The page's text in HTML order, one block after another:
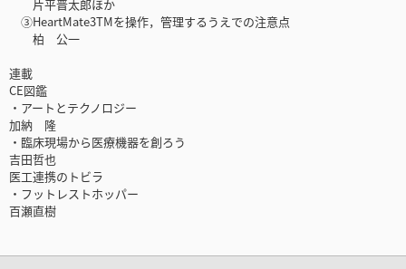
片平晋太郎ほか
③HeartMate3TMを操作，管理するうえでの注意点
柏 公一
連載
CE図鑑
・アートとテクノロジー
加納 隆
・臨床現場から医療機器を創ろう
吉田哲也
医工連携のトビラ
・フットレストホッパー
百瀬直樹